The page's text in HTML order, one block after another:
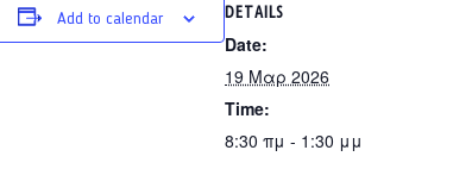
Add to calendar DETAILS
Date:
19 Μαρ 2026
Time:
8:30 πμ - 1:30 μμ